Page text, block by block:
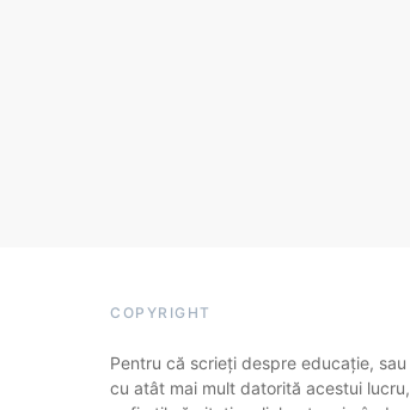
COPYRIGHT
Pentru că scrieți despre educație, sau
cu atât mai mult datorită acestui lucru,